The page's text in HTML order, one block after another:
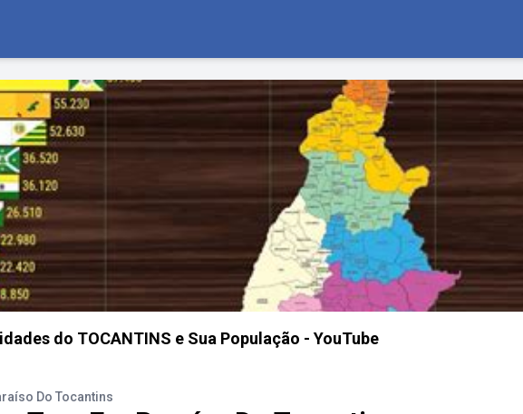
do TOCANTINS e Sua População - YouTube
Do Tocantins